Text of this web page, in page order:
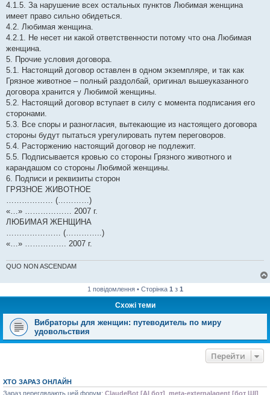
4.1.5. За нарушение всех остальных пунктов Любимая женщина
имеет право сильно обидеться.
4.2. Любимая женщина.
4.2.1. Не несет ни какой ответственности потому что она Любимая
женщина.
5. Прочие условия договора.
5.1. Настоящий договор оставлен в одном экземпляре, и так как
Грязное животное – полный раздолбай, оригинал вышеуказанного
договора хранится у Любимой женщины.
5.2. Настоящий договор вступает в силу с момента подписания его
сторонами.
5.3. Все споры и разногласия, вытекающие из настоящего договора
стороны будут пытаться урегулировать путем переговоров.
5.4. Расторжению настоящий договор не подлежит.
5.5. Подписывается кровью со стороны Грязного животного и
карандашом со стороны Любимой женщины.
6. Подписи и реквизиты сторон
ГРЯЗНОЕ ЖИВОТНОЕ
……………… (…………)
«…» ……………… 2007 г.
ЛЮБИМАЯ ЖЕНЩИНА
………………… (…………..)
«…» ……………. 2007 г.
QUO NON ASCENDAM
1 повідомлення • Сторінка 1 з 1
Схожі теми
Вибраторы для женщин: путеводитель по миру
удовольствия
Перейти
ХТО ЗАРАЗ ОНЛАЙН
Зараз переглядають цей форум: ClaudeBot [AI бот] meta-externalagent [бот ШІ]